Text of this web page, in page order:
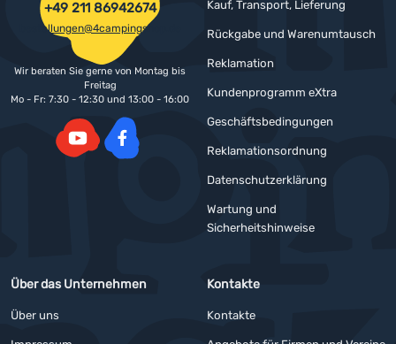
Kauf, Transport, Lieferung
Rückgabe und Warenumtausch
Reklamation
Kundenprogramm eXtra
Geschäftsbedingungen
Reklamationsordnung
Datenschutzerklärung
Wartung und
Sicherheitshinweise
Über das Unternehmen
Über uns
Kontakte
Kontakte
+49 211 86942674
bestellungen@4campingshop.de
Wir beraten Sie gerne von Montag bis
Freitag
Mo - Fr: 7:30 - 12:30 und 13:00 - 16:00